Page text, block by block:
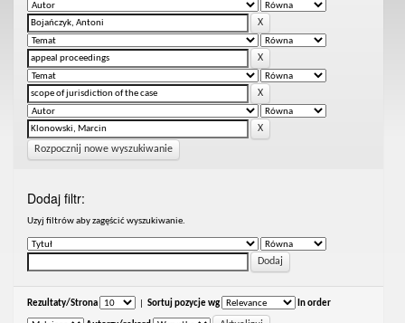
Rozpocznij nowe wyszukiwanie
Dodaj filtr:
Uzyj filtrów aby zagęścić wyszukiwanie.
Rezultaty/Strona Sortuj pozycje wg In order